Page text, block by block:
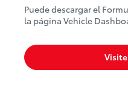
Puede descargar el
la página Vehicle